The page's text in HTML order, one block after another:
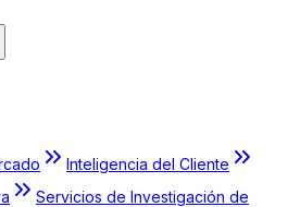
Inteligencia del Cliente
Servicios de Investigación de